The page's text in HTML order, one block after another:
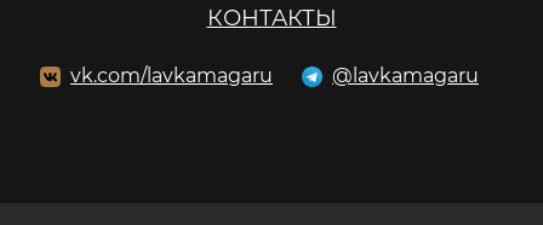
КОНТАКТЫ
vk.com/lavkamagaru @lavkamagaru